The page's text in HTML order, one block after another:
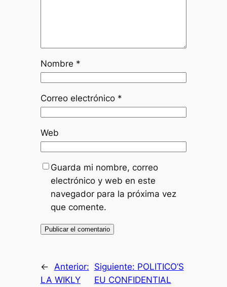
Nombre *
Correo electrónico *
Web
Guarda mi nombre, correo
electrónico y web en este
navegador para la próxima vez
que comente.
←
Anterior:
LA WIKLY
Siguiente: POLITICO’S
EU CONFIDENTIAL